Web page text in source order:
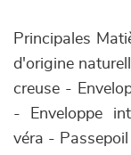
Principales
d'origine
creuse -
- Enveloppe
véra -